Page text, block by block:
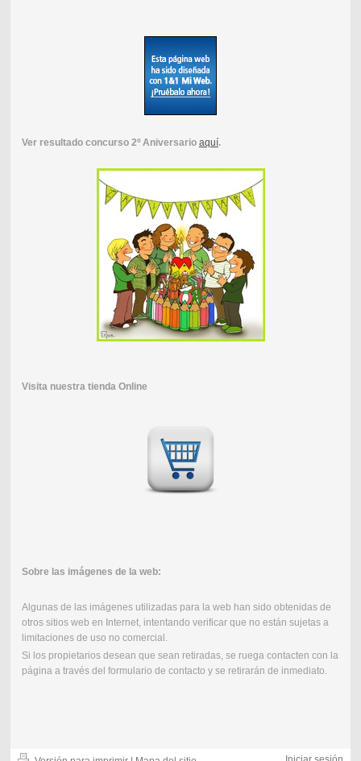
Ver resultado concurso 2º Aniversario aquí.
Visita nuestra tienda Online
Sobre las imágenes de la web:
Algunas de las imágenes utilizadas para la web han sido obtenidas de
otros sitios web en Internet, intentando verificar que no están sujetas a
limitaciones de uso no comercial.
Si los propietarios desean que sean retiradas, se ruega contacten con la
página a través del formulario de contacto y se retirarán de inmediato.